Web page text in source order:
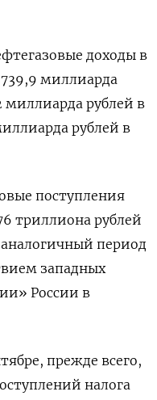
доходы в
миллиарда
миллиарда рублей в
рублей в
поступления
триллиона рублей
период
западных
России в
прежде всего,
налога